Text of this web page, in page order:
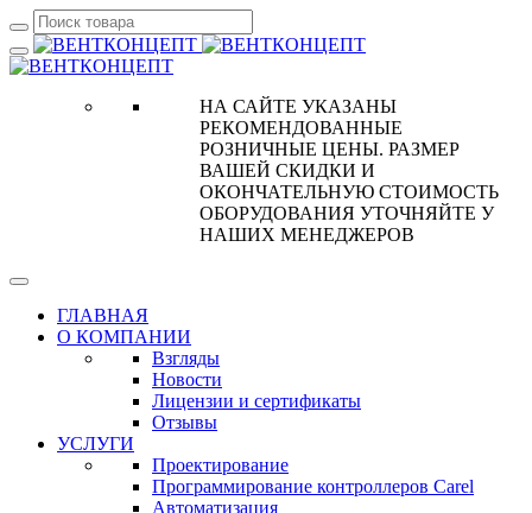
НА САЙТЕ УКАЗАНЫ
РЕКОМЕНДОВАННЫЕ
РОЗНИЧНЫЕ ЦЕНЫ. РАЗМЕР
ВАШЕЙ СКИДКИ И
ОКОНЧАТЕЛЬНУЮ СТОИМОСТЬ
ОБОРУДОВАНИЯ УТОЧНЯЙТЕ У
НАШИХ МЕНЕДЖЕРОВ
ГЛАВНАЯ
О КОМПАНИИ
Взгляды
Новости
Лицензии и сертификаты
Отзывы
УСЛУГИ
Проектирование
Программирование контроллеров Carel
Автоматизация